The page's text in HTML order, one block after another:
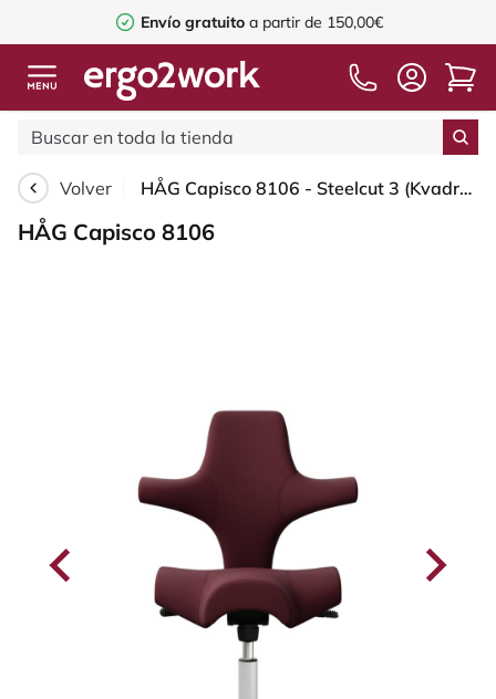
Envío gratuito a partir de 150,00€
Volver HÅG Capisco 8106 - Steelcut 3 (Kvadrat) - Lana / Poliamida - STT682 Chestnut - White - 200 mm (seat height 46-64cm) - Glides
HÅG Capisco 8106